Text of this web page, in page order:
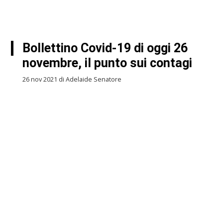
Bollettino Covid-19 di oggi 26
novembre, il punto sui contagi
26 nov 2021 di Adelaide Senatore